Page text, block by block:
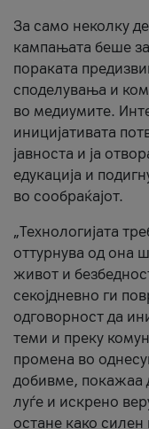
За само неколку
кампањата беше
пораката
споделувања и
во медиумите.
иницијативата
јавноста и ја
едукација и
во сообраќајот.
„Технологијата
оттурнува од она
живот и
секојдневно ги
одговорност да
теми и преку
промена во
добивме, покажаа
луѓе и искрено
остане како